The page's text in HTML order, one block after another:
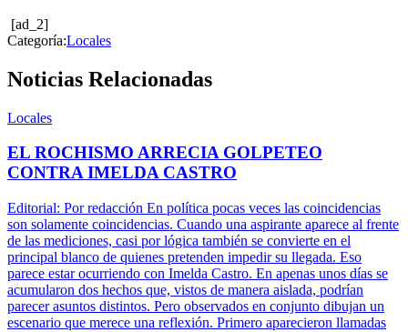
[ad_2]
Categoría:Locales
Noticias Relacionadas
Locales
EL ROCHISMO ARRECIA GOLPETEO
CONTRA IMELDA CASTRO
Editorial: Por redacción En política pocas veces las coincidencias
son solamente coincidencias. Cuando una aspirante aparece al frente
de las mediciones, casi por lógica también se convierte en el
principal blanco de quienes pretenden impedir su llegada. Eso
parece estar ocurriendo con Imelda Castro. En apenas unos días se
acumularon dos hechos que, vistos de manera aislada, podrían
parecer asuntos distintos. Pero observados en conjunto dibujan un
escenario que merece una reflexión. Primero aparecieron llamadas